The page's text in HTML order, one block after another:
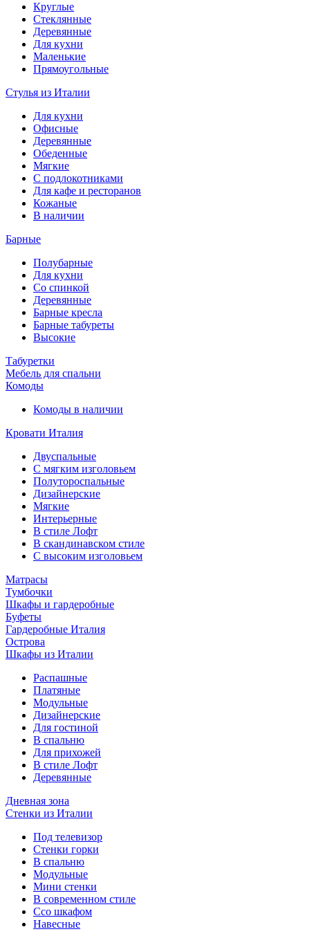
Круглые
Стеклянные
Деревянные
Для кухни
Маленькие
Прямоугольные
Стулья из Италии
Для кухни
Офисные
Деревянные
Обеденные
Мягкие
С подлокотниками
Для кафе и ресторанов
Кожаные
В наличии
Барные
Полубарные
Для кухни
Со спинкой
Деревянные
Барные кресла
Барные табуреты
Высокие
Табуретки
Мебель для спальни
Комоды
Комоды в наличии
Кровати Италия
Двуспальные
С мягким изголовьем
Полутороспальные
Дизайнерские
Мягкие
Интерьерные
В стиле Лофт
В скандинавском стиле
С высоким изголовьем
Матрасы
Тумбочки
Шкафы и гардеробные
Буфеты
Гардеробные Италия
Острова
Шкафы из Италии
Распашные
Платяные
Модульные
Дизайнерские
Для гостиной
В спальню
Для прихожей
В стиле Лофт
Деревянные
Дневная зона
Стенки из Италии
Под телевизор
Стенки горки
В спальню
Модульные
Мини стенки
В современном стиле
Ссо шкафом
Навесные